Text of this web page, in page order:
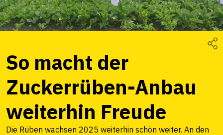
So macht der
Zuckerrüben-Anbau
weiterhin Freude
Die Rüben wachsen 2025 weiterhin schön weiter. An den